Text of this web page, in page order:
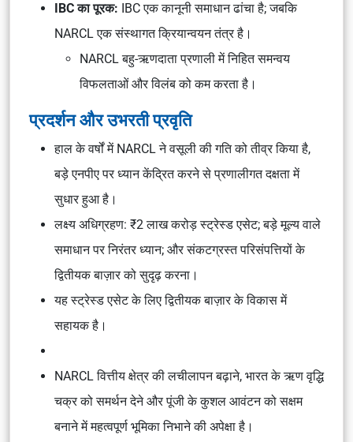
IBC का पूरक: IBC एक कानूनी समाधान ढांचा है; जबकि
NARCL एक संस्थागत क्रियान्वयन तंत्र है।
NARCL बहु-ऋणदाता प्रणाली में निहित समन्वय
विफलताओं और विलंब को कम करता है।
प्रदर्शन और उभरती प्रवृति
हाल के वर्षों में NARCL ने वसूली की गति को तीव्र किया है,
बड़े एनपीए पर ध्यान केंद्रित करने से प्रणालीगत दक्षता में
सुधार हुआ है।
लक्ष्य अधिग्रहण: ₹2 लाख करोड़ स्ट्रेस्ड एसेट; बड़े मूल्य वाले
समाधान पर निरंतर ध्यान; और संकटग्रस्त परिसंपत्तियों के
द्वितीयक बाज़ार को सुदृढ़ करना।
यह स्ट्रेस्ड एसेट के लिए द्वितीयक बाज़ार के विकास में
सहायक है।
NARCL वित्तीय क्षेत्र की लचीलापन बढ़ाने, भारत के ऋण वृद्धि
चक्र को समर्थन देने और पूंजी के कुशल आवंटन को सक्षम
बनाने में महत्वपूर्ण भूमिका निभाने की अपेक्षा है।